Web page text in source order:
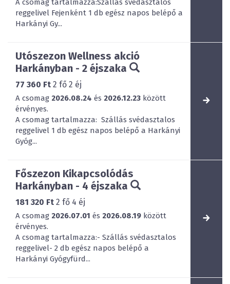
A csomag tartalmazza:Szállás svédasztalos
reggelivel Fejenként 1 db egész napos belépő a
Harkányi Gy...
Utószezon Wellness akció
Harkányban - 2 éjszaka
77 360 Ft 2 fő 2 éj
A csomag 2026.08.24 és 2026.12.23 között
érvényes.
A csomag tartalmazza: Szállás svédasztalos
reggelivel 1 db egész napos belépő a Harkányi
Gyóg...
Főszezon Kikapcsolódás
Harkányban - 4 éjszaka
181 320 Ft 2 fő 4 éj
A csomag 2026.07.01 és 2026.08.19 között
érvényes.
A csomag tartalmazza:- Szállás svédasztalos
reggelivel- 2 db egész napos belépő a
Harkányi Gyógyfürd...